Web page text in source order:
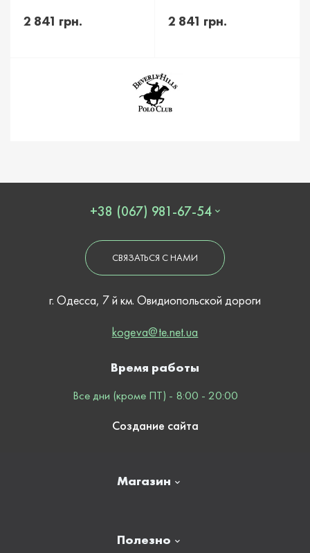
2 841 грн.
2 841 грн.
+38 (067) 981-67-54
СВЯЗАТЬСЯ С НАМИ
г. Одесса, 7 й км. Овидиопольской дороги
kogeva@te.net.ua
Магазин
Полезно
Время работы
Все дни (кроме ПТ) - 8:00 - 20:00
Создание сайта